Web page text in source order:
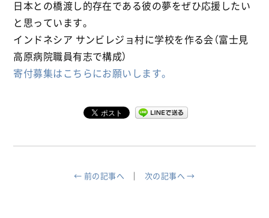
日本との橋渡し的存在である彼の夢をぜひ応援したい
と思っています。
インドネシア サンビレジョ村に学校を作る会（富士見
高原病院職員有志で構成）
寄付募集はこちらにお願いします。
← 前の記事へ 次の記事へ →